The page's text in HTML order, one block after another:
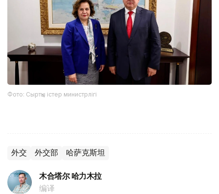
Фото: Сыртқы істер министрлігі
外交 外交部 哈萨克斯坦
木合塔尔 哈力木拉
编译